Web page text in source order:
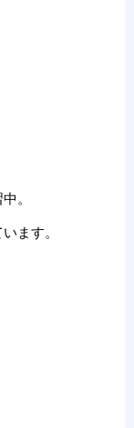
。
ます。